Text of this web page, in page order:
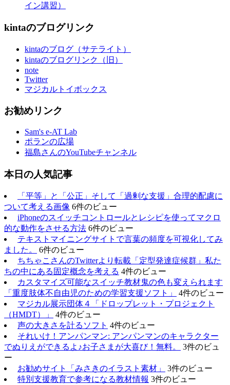
イン講習）
kintaのブログリンク
kintaのブログ（サテライト）
kintaのブログリンク（旧）
note
Twitter
マジカルトイボックス
お勧めリンク
Sam's e-AT Lab
ポランの広場
福島さんのYouTubeチャンネル
本日の人気記事
「平等」と「公正」そして「過剰な支援」合理的配慮に
ついて考える画像 6件のビュー
iPhoneのスイッチコントロールとレシピを使ってマクロ
的な動作をさせる方法 6件のビュー
テキストマイニングサイトで言葉の頻度を可視化してみ
ました。
6件のビュー
ちちゃこさんのTwitterより転載「定型発達症候群」私た
ちの中にある固定概念を考える 4件のビュー
カスタマイズ可能なスイッチ教材鬼の色も変えられます
「重度肢体不自由児のための学習支援ソフト」
4件のビュー
マジカル展示団体４「ドロップレット・プロジェクト
（HMDT）」
4件のビュー
声の大きさを計るソフト 4件のビュー
それいけ！アンパンマン: アンパンマンのキャラクター
でぬりえができるよ♪お子さまが大喜び！無料。
3件のビュ
ー
お勧めサイト「みさきのイラスト素材」
3件のビュー
特別支援教育で参考になる教材情報 3件のビュー